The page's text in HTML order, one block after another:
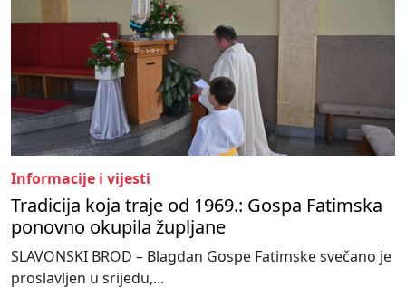
Informacije i vijesti
Tradicija koja traje od 1969.: Gospa Fatimska
ponovno okupila župljane
SLAVONSKI BROD – Blagdan Gospe Fatimske svečano je
proslavljen u srijedu,...